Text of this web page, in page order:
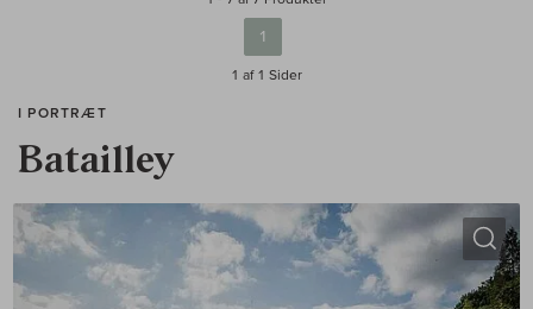
1
1 af 1 Sider
I PORTRÆT
Batailley